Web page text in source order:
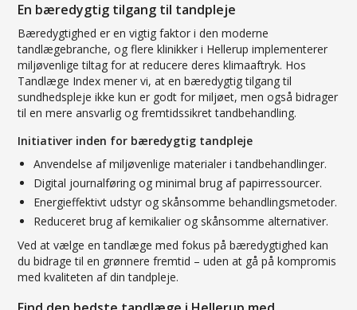
En bæredygtig tilgang til tandpleje
Bæredygtighed er en vigtig faktor i den moderne
tandlægebranche, og flere klinikker i Hellerup implementerer
miljøvenlige tiltag for at reducere deres klimaaftryk. Hos
Tandlæge Index mener vi, at en bæredygtig tilgang til
sundhedspleje ikke kun er godt for miljøet, men også bidrager
til en mere ansvarlig og fremtidssikret tandbehandling.
Initiativer inden for bæredygtig tandpleje
Anvendelse af miljøvenlige materialer i tandbehandlinger.
Digital journalføring og minimal brug af papirressourcer.
Energieffektivt udstyr og skånsomme behandlingsmetoder.
Reduceret brug af kemikalier og skånsomme alternativer.
Ved at vælge en tandlæge med fokus på bæredygtighed kan
du bidrage til en grønnere fremtid – uden at gå på kompromis
med kvaliteten af din tandpleje.